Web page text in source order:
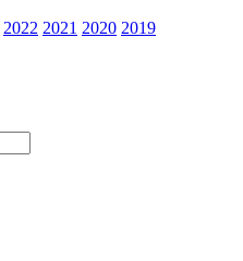
2022 2021 2020 2019